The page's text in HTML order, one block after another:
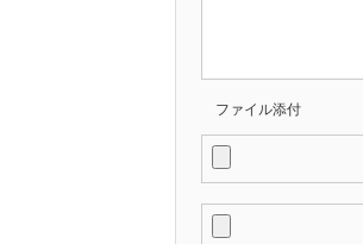
ファイル添付